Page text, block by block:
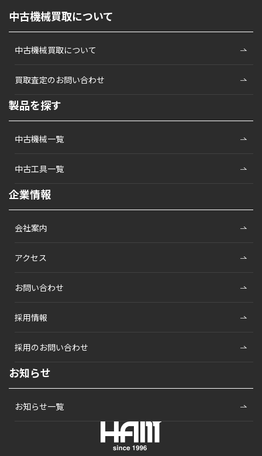
中古機械買取について
中古機械買取について
買取査定のお問い合わせ
製品を探す
中古機械一覧
中古工具一覧
企業情報
会社案内
アクセス
お問い合わせ
採用情報
採用のお問い合わせ
お知らせ
お知らせ一覧